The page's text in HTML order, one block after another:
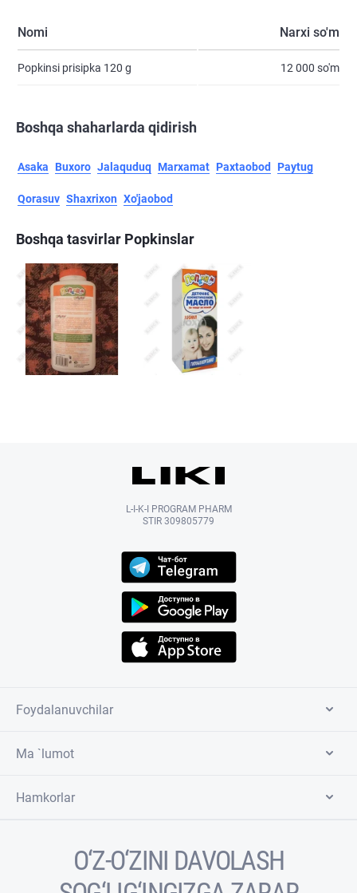
Nomi Narxi so'm
Popkinsi prisipka 120 g 12 000 so'm
Boshqa shaharlarda qidirish
Asaka Buxoro Jalaquduq Marxamat Paxtaobod Paytug
Qorasuv Shaxrixon Xo'jaobod
Boshqa tasvirlar Popkinslar
L-I-K-I PROGRAM PHARM
STIR 309805779
Foydalanuvchilar
Ma `lumot
Hamkorlar
O‘Z-O‘ZINI DAVOLASH